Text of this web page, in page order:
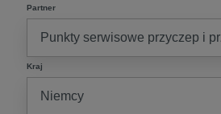
Partner
Kraj